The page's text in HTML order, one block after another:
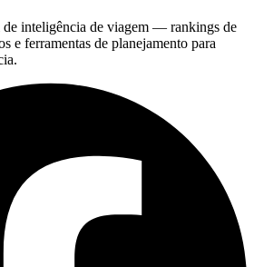
de inteligência de viagem — rankings de
e ferramentas de planejamento para